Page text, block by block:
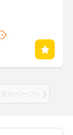
次のページへ